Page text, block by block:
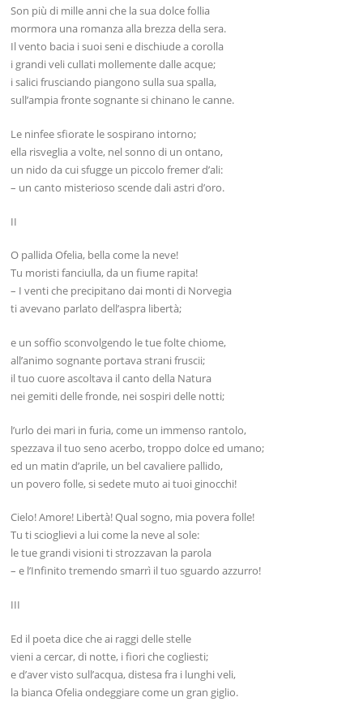
Son più di mille anni che la sua dolce follia
mormora una romanza alla brezza della sera.
Il vento bacia i suoi seni e dischiude a corolla
i grandi veli cullati mollemente dalle acque;
i salici frusciando piangono sulla sua spalla,
sull’ampia fronte sognante si chinano le canne.
Le ninfee sfiorate le sospirano intorno;
ella risveglia a volte, nel sonno di un ontano,
un nido da cui sfugge un piccolo fremer d’ali:
– un canto misterioso scende dali astri d’oro.
II
O pallida Ofelia, bella come la neve!
Tu moristi fanciulla, da un fiume rapita!
– I venti che precipitano dai monti di Norvegia
ti avevano parlato dell’aspra libertà;
e un soffio sconvolgendo le tue folte chiome,
all’animo sognante portava strani fruscii;
il tuo cuore ascoltava il canto della Natura
nei gemiti delle fronde, nei sospiri delle notti;
l’urlo dei mari in furia, come un immenso rantolo,
spezzava il tuo seno acerbo, troppo dolce ed umano;
ed un matin d’aprile, un bel cavaliere pallido,
un povero folle, si sedete muto ai tuoi ginocchi!
Cielo! Amore! Libertà! Qual sogno, mia povera folle!
Tu ti scioglievi a lui come la neve al sole:
le tue grandi visioni ti strozzavan la parola
– e l’Infinito tremendo smarrì il tuo sguardo azzurro!
III
Ed il poeta dice che ai raggi delle stelle
vieni a cercar, di notte, i fiori che cogliesti;
e d’aver visto sull’acqua, distesa fra i lunghi veli,
la bianca Ofelia ondeggiare come un gran giglio.